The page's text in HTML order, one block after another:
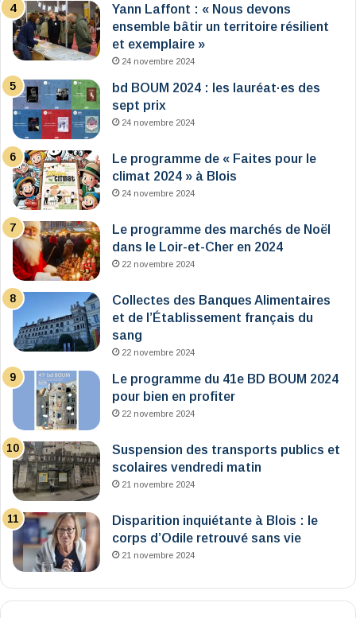
Yann Laffont : « Nous devons
ensemble bâtir un territoire résilient
et exemplaire »
24 novembre 2024
bd BOUM 2024 : les lauréat·es des
sept prix
24 novembre 2024
Le programme de « Faites pour le
climat 2024 » à Blois
24 novembre 2024
Le programme des marchés de Noël
dans le Loir-et-Cher en 2024
22 novembre 2024
Collectes des Banques Alimentaires
et de l’Établissement français du
sang
22 novembre 2024
Le programme du 41e BD BOUM 2024
pour bien en profiter
22 novembre 2024
Suspension des transports publics et
scolaires vendredi matin
21 novembre 2024
Disparition inquiétante à Blois : le
corps d’Odile retrouvé sans vie
21 novembre 2024